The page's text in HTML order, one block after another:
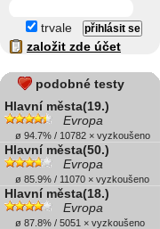
trvale
založit zde účet
podobné testy
Hlavní města(19.)
Evropa
ø 94.7% / 10782 × vyzkoušeno
Hlavní města(50.)
Evropa
ø 85.9% / 11070 × vyzkoušeno
Hlavní města(18.)
Evropa
ø 87.8% / 5051 × vyzkoušeno